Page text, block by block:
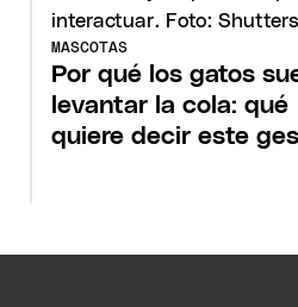
MASCOTAS
Por qué los gatos
levantar la cola: qué
quiere decir este